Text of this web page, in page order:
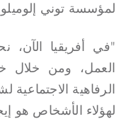
لمؤسسة توني
"في أفريقيا
العمل، ومن خلال
الرفاهية الاجتماعية
لهؤلاء الأشخاص هو